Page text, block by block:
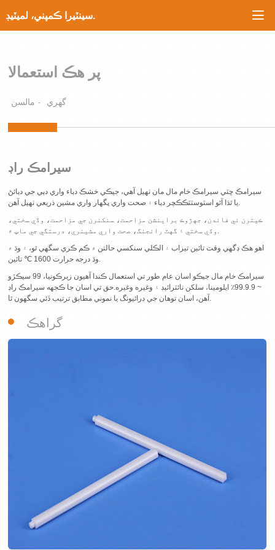
سينٽيرا ڪمپني، لميٽيڊ. 
پر هڪ استعمالا
گهري مالسن
سيرامڪ راڊ
سيرامڪ ڇٽي سيرامڪ خام مال مان ٺهيل آهي، جيڪي خشڪ دٻاء واري دٻي جي دٻائڻ
يا ٿڌا آئو اسٽوسٽٽڪڪچر دٻاء ۽ صحت واري پگهار واري مشين ذريعي ٺهيل آهن.
ڪيترن ئي فائدن، جهڙوڪ براينشن مزاحمت، سنکنرن جي مزاحمت، وڏي سختي،
وڏي سختي ۽ گهٽ رائجنگ، صحت واري مشينري، درستگي جي ماپ ۾.
اهو هڪ ڊگهي وقت تائين تيزاب ۽ الڪلي سنکسي حالتن ۾ ڪم ڪري سگهي ٿو، ۽ وڌ ۾
وڌ درجه حرارت 1600 ℃ تائين.
سيرامڪ خام مال جيڪو اسان عام طور تي استعمال ڪندا آهيون زيرڪونيا، 99 سيڪڙو
~ 99.9.9٪ ايلومينا، سلکن نائٽرائيڊ ۽ وغيره وغيره.
حق تي اسان جا ڪجهه سيرامڪ راڊ
آهن، اسان توهان جي ڊرائيونگ يا نموني مطابق ترتيب ڏئي سگهون ٿا.
گراهڪ